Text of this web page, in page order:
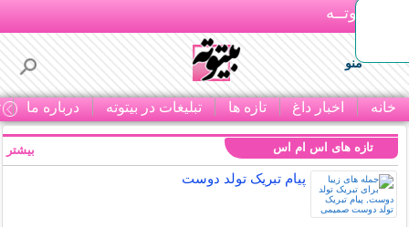
بـیتوتــه
منو
خانه اخبار داغ تازه ها تبلیغات در بیتوته درباره ما
تازه های اس ام اس
پیام تبریک تولد دوست
بیشتر